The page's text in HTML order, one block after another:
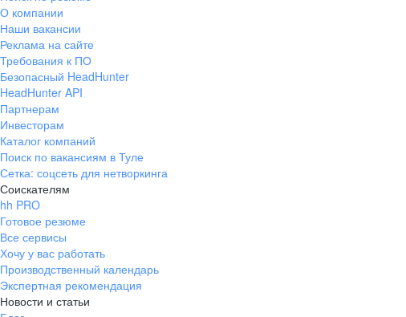
О компании
Наши вакансии
Реклама на сайте
Требования к ПО
Безопасный HeadHunter
HeadHunter API
Партнерам
Инвесторам
Каталог компаний
Поиск по вакансиям в Туле
Сетка: соцсеть для нетворкинга
Соискателям
hh PRO
Готовое резюме
Все сервисы
Хочу у вас работать
Производственный календарь
Экспертная рекомендация
Новости и статьи